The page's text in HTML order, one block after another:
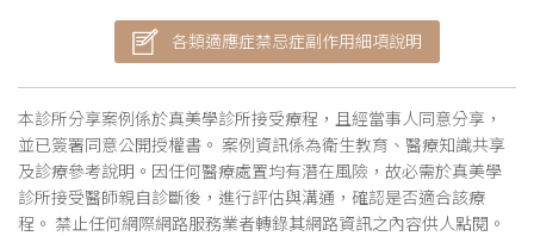
各類適應症禁忌症副作用細項說明
本診所分享案例係於真美學診所接受療程，且經當事人同意分享，
並已簽署同意公開授權書。 案例資訊係為衛生教育、醫療知識共享
及診療參考說明。因任何醫療處置均有潛在風險，故必需於真美學
診所接受醫師親自診斷後，進行評估與溝通，確認是否適合該療
程。 禁止任何網際網路服務業者轉錄其網路資訊之內容供人點閱。